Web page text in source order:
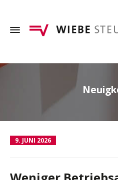
9. JUNI 2026